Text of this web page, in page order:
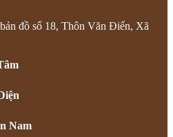
đồ số 18, Thôn Văn Điển, Xã
Nam